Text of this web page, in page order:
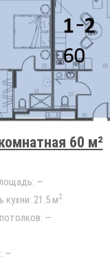
60 м²
—
кухни: 21.5 м2
—
—